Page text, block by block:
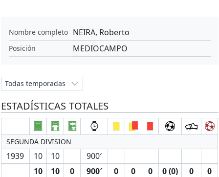
Nombre completo NEIRA, Roberto
Posición MEDIOCAMPO
ESTADÍSTICAS TOTALES
SEGUNDA DIVISION
1939 10 10
900′
10
10 0 900′ 0 0 0 0 (0) 0 0